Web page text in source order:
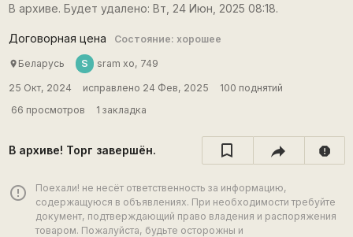
В архиве. Будет удалено: Вт, 24 Июн, 2025 08:18.
Договорная цена Состояние: хорошее
place Беларусь S sram xo, 749
25 Окт, 2024 исправлено 24 Фев, 2025
100 поднятий
66 просмотров
1 закладка
В архиве! Торг завершён. report
error_outline
Поехали! не несёт ответственность за информацию,
содержащуюся в объявлениях. При необходимости требуйте
документ, подтверждающий право владения и распоряжения
товаром. Пожалуйста, будьте осторожны и